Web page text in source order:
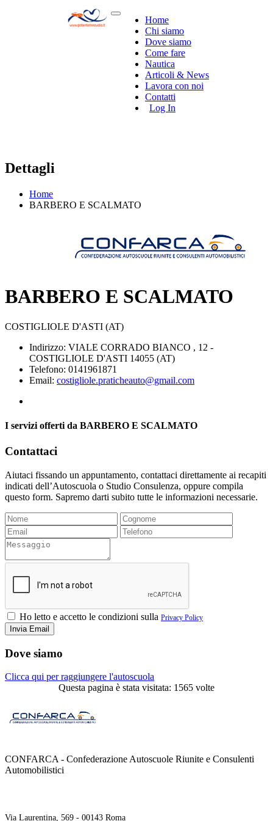
Home
Chi siamo
Dove siamo
Come fare
Nautica
Articoli & News
Lavora con noi
Contatti
Log In
Dettagli
Home
BARBERO E SCALMATO
BARBERO E SCALMATO
COSTIGLIOLE D'ASTI (AT)
Indirizzo: VIALE CORRADO BIANCO , 12 -
COSTIGLIOLE D'ASTI 14055 (AT)
Telefono: 0141961871
Email: costigliole.praticheauto@gmail.com
I servizi offerti da BARBERO E SCALMATO
Contattaci
Aiutaci fissando un appuntamento, contattaci direttamente ai recapiti
indicati dell’Autoscuola o Studio Consulenza, oppure compila
questo form. Sapremo darti subito tutte le informazioni necessarie.
Ho letto e accetto le condizioni sulla Privacy Policy
Dove siamo
Clicca qui per raggiungere l'autoscuola
Questa pagina è stata visitata: 1565 volte
CONFARCA - Confederazione Autoscuole Riunite e Consulenti
Automobilistici
Via Laurentina, 569 - 00143 Roma